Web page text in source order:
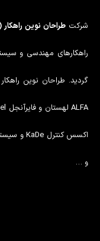
شرکتطراحان نوین
و …